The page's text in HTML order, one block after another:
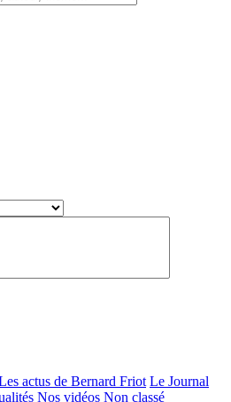
actus de Bernard Friot Le Journal
Nos vidéos Non classé